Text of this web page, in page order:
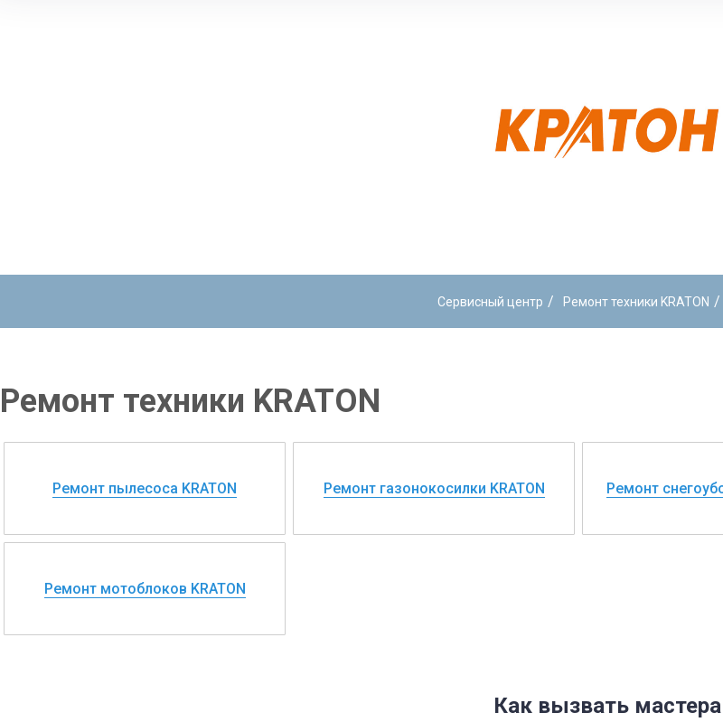
Сервисный центр / Ремонт техники KRATON /
Ремонт техники KRATON
Ремонт пылесоса KRATON Ремонт газонокосилки KRATON Ремонт
Ремонт мотоблоков KRATON
Как вызвать мастера